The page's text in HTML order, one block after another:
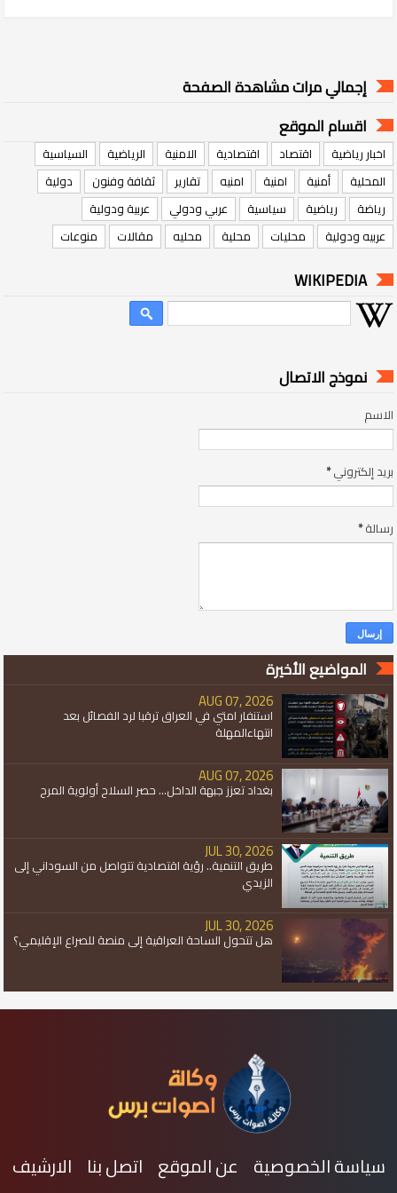
إجمالي مرات مشاهدة الصفحة
اقسام الموقع
اخبار رياضية اقتصاد اقتصادية الامنية الرياضية
السياسية
المحلية
أمنية امنية امنيه تقارير ثقافة وفنون
دولية
رياضة
رياضية سياسية عربي ودولي
عربية ودولية
عربيه ودولية
محليات محلية محليه مقالات منوعات
WIKIPEDIA
نموذج الاتصال
الاسم
بريد إلكتروني*
رسالة*
المواضيع الأخيرة
AUG 07, 2026
استنفار امتي في العراق ترقبا لرد الفصائل بعد
انتهاءالمهلة
AUG 07, 2026
بغداد تعزز جبهة الداخل... حصر السلاح أولوية المرح
JUL 30, 2026
طريق التنمية.. رؤية اقتصادية تتواصل من السوداني إلى
الزيدي
JUL 30, 2026
هل تتحول الساحة العراقية إلى منصة للصراع الإقليمي؟
سياسة الخصوصية عن الموقع اتصل بنا الارشيف